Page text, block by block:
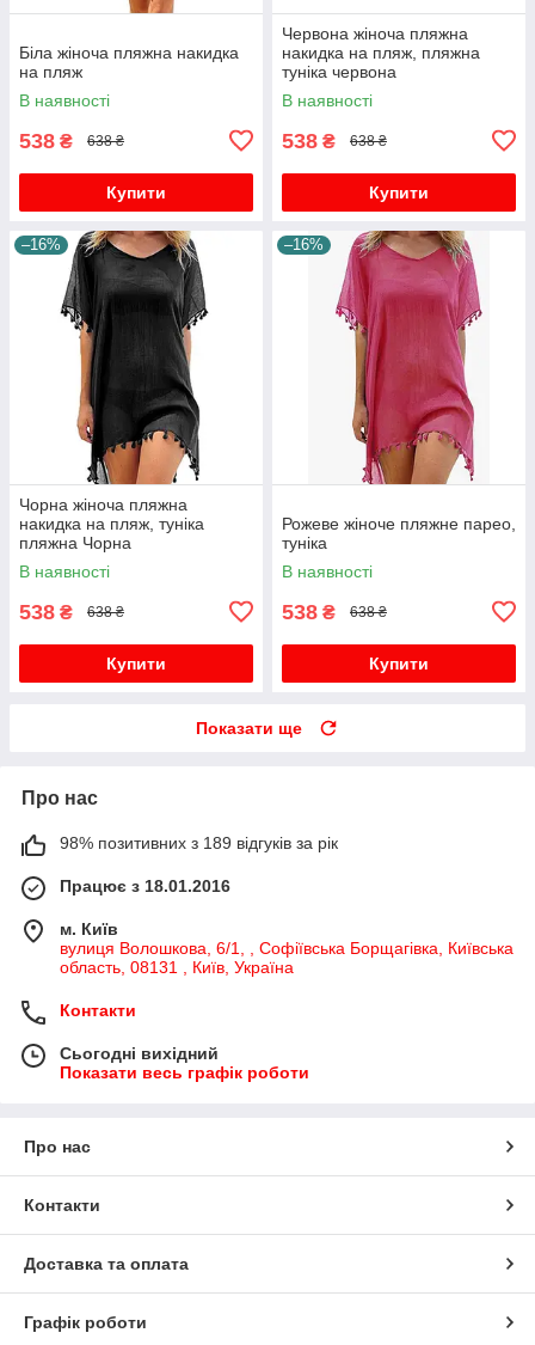
Біла жіноча пляжна накидка
на пляж
В наявності
538 ₴ 638 ₴
Купити
Червона жіноча пляжна
накидка на пляж, пляжна
туніка червона
В наявності
538 ₴ 638 ₴
Купити
–16%
Чорна жіноча пляжна
накидка на пляж, туніка
пляжна Чорна
В наявності
538 ₴ 638 ₴
Купити
–16%
Рожеве жіноче пляжне парео,
туніка
В наявності
538 ₴ 638 ₴
Купити
Показати ще
Про нас
98% позитивних з 189 відгуків за рік
Працює з 18.01.2016
м. Київ
вулиця Волошкова, 6/1, , Софіївська Борщагівка, Київська
область, 08131 , Київ, Україна
Контакти
Сьогодні вихідний
Показати весь графік роботи
Про нас
Контакти
Доставка та оплата
Графік роботи